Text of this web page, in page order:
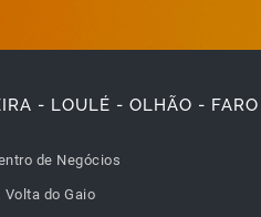
- LOULÉ - OLHÃO - FARO
de Negócios
do Gaio